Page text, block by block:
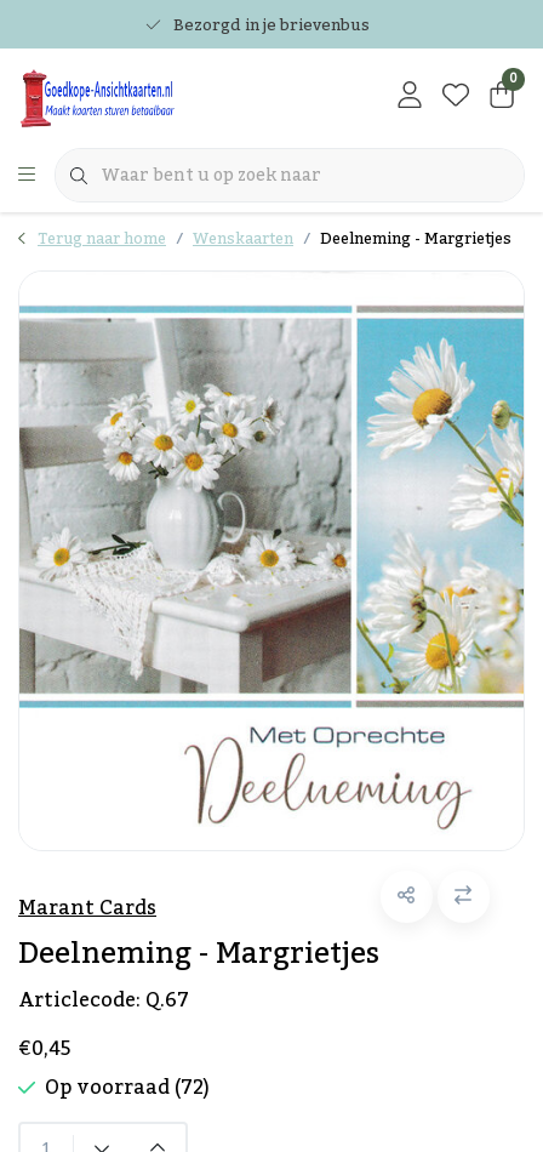
Bezorgd in je brievenbus
0
Terug naar home Wenskaarten Deelneming - Margrietjes
Marant Cards
Deelneming - Margrietjes
Articlecode:Q.67
€0,45
Op voorraad (72)